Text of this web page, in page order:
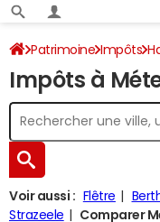
Patrimoine Impôts
Impôt sur le revenu
Impôts à
Voir aussi : Flêtre
Strazeele
Comparer